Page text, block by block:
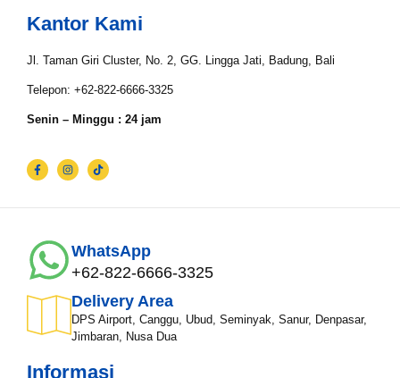
Tgl Mulai*
Tgl Selesai*
Email*
WhatsApp*
Kantor Kami
Jl. Taman Giri Cluster, No. 2, GG. Lingga Jati, Badung, Bali
Telepon: +62-822-6666-3325
Senin – Minggu : 24 jam
WhatsApp
+62-822-6666-3325
Delivery Area
DPS Airport, Canggu, Ubud, Seminyak, Sanur, Denpasar,
Jimbaran, Nusa Dua
Informasi